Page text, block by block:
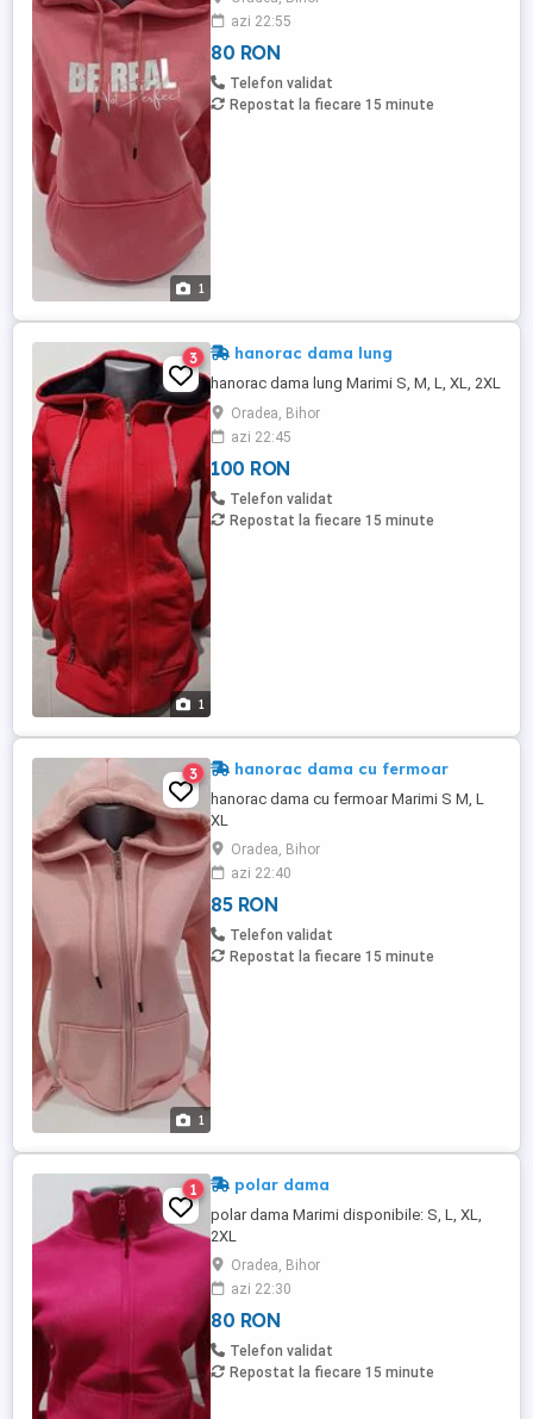
1
azi 22:55
80 RON
Telefon validat
Repostat la fiecare 15 minute
1
3 hanorac dama lung
hanorac dama lung Marimi S, M, L, XL, 2XL
Oradea, Bihor
azi 22:45
100 RON
Telefon validat
Repostat la fiecare 15 minute
1
3 hanorac dama cu fermoar
hanorac dama cu fermoar Marimi S M, L
XL
Oradea, Bihor
azi 22:40
85 RON
Telefon validat
Repostat la fiecare 15 minute
1 polar dama
polar dama Marimi disponibile: S, L, XL,
2XL
Oradea, Bihor
azi 22:30
80 RON
Telefon validat
Repostat la fiecare 15 minute